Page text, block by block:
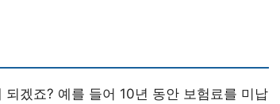
겠죠? 예를 들어 10년 동안 보험료를 미납